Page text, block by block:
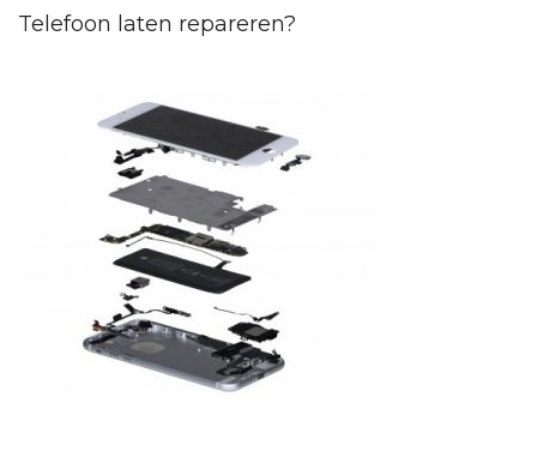
Telefoon laten repareren?